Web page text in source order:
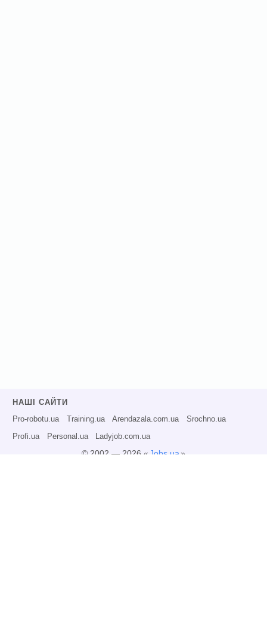
НАШІ САЙТИ
Pro-robotu.ua Training.ua Arendazala.com.ua Srochno.ua
Profi.ua Personal.ua Ladyjob.com.ua
© 2002 — 2026 « Jobs.ua»